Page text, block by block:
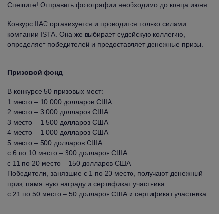
Спешите! Отправить фотографии необходимо до конца июня.
Конкурс IIAC организуется и проводится только силами
компании ISTA. Она же выбирает судейскую коллегию,
определяет победителей и предоставляет денежные призы.
Призовой фонд
В конкурсе 50 призовых мест:
1 место – 10 000 долларов США
2 место – 3 000 долларов США
3 место – 1 500 долларов США
4 место – 1 000 долларов США
5 место – 500 долларов США
с 6 по 10 место – 300 долларов США
с 11 по 20 место – 150 долларов США
Победители, занявшие с 1 по 20 место, получают денежный
приз, памятную награду и сертификат участника
с 21 по 50 место – 50 долларов США и сертификат участника.